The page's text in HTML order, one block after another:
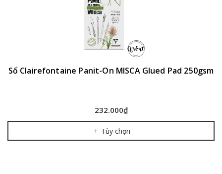
Sổ Clairefontaine Panit-On MISCA Glued Pad 250gsm
232.000₫
Tùy chọn